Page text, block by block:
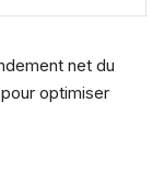
net du
optimiser